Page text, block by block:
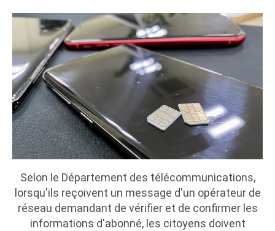
Selon le Département des télécommunications,
lorsqu'ils reçoivent un message d'un opérateur de
réseau demandant de vérifier et de confirmer les
informations d'abonné, les citoyens doivent